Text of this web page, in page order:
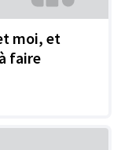
moi, et
faire